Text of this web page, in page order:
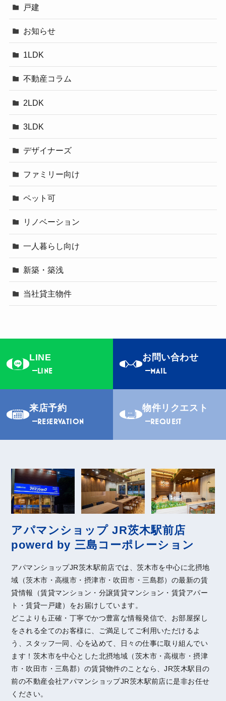
戸建
お知らせ
1LDK
不動産コラム
2LDK
3LDK
デザイナーズ
ファミリー向け
ペット可
リノベーション
一人暮らし向け
新築・築浅
当社貸主物件
LINE
LINE
お問い合わせ
MAIL
来店予約
RESERVATION
物件リクエスト
REQUEST
アパマンショップ JR茨木駅前店
powerd by 三島コーポレーション
アパマンショップJR茨木駅前店では、茨木市を中心に北摂地
域（茨木市・高槻市・摂津市・吹田市・三島郡）の最新の賃
貸情報（賃貸マンション・分譲賃貸マンション・賃貸アパー
ト・賃貸一戸建）をお届けしています。
どこよりも正確・丁寧でかつ豊富な情報発信で、お部屋探し
をされる全てのお客様に、ご満足してご利用いただけるよ
う、スタッフ一同、心を込めて、日々の仕事に取り組んでい
ます！茨木市を中心とした北摂地域（茨木市・高槻市・摂津
市・吹田市・三島郡）の賃貸物件のことなら、JR茨木駅目の
前の不動産会社アパマンショップJR茨木駅前店に是非お任せ
ください。